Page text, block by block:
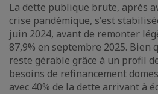
La dette publique brute, après
crise pandémique, s'est
juin 2024, avant de remonter
87,9% en septembre 2025.
reste gérable grâce à un profil
besoins de refinancement
avec 40% de la dette arrivant à